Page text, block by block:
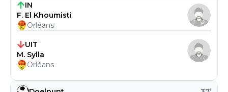
IN
F. El Khoumisti
Orléans
UIT
M. Sylla
Orléans